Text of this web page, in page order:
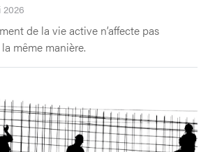
2026
de la vie active n’affecte pas
même manière.